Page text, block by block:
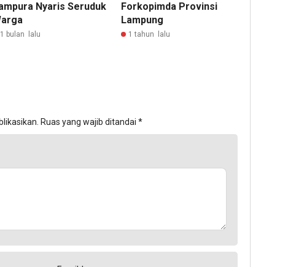
Nyaris Seruduk
1 bulan lalu
Forkopimda Provinsi
Lampung
1 tahun lalu
Ruas yang wajib ditandai *